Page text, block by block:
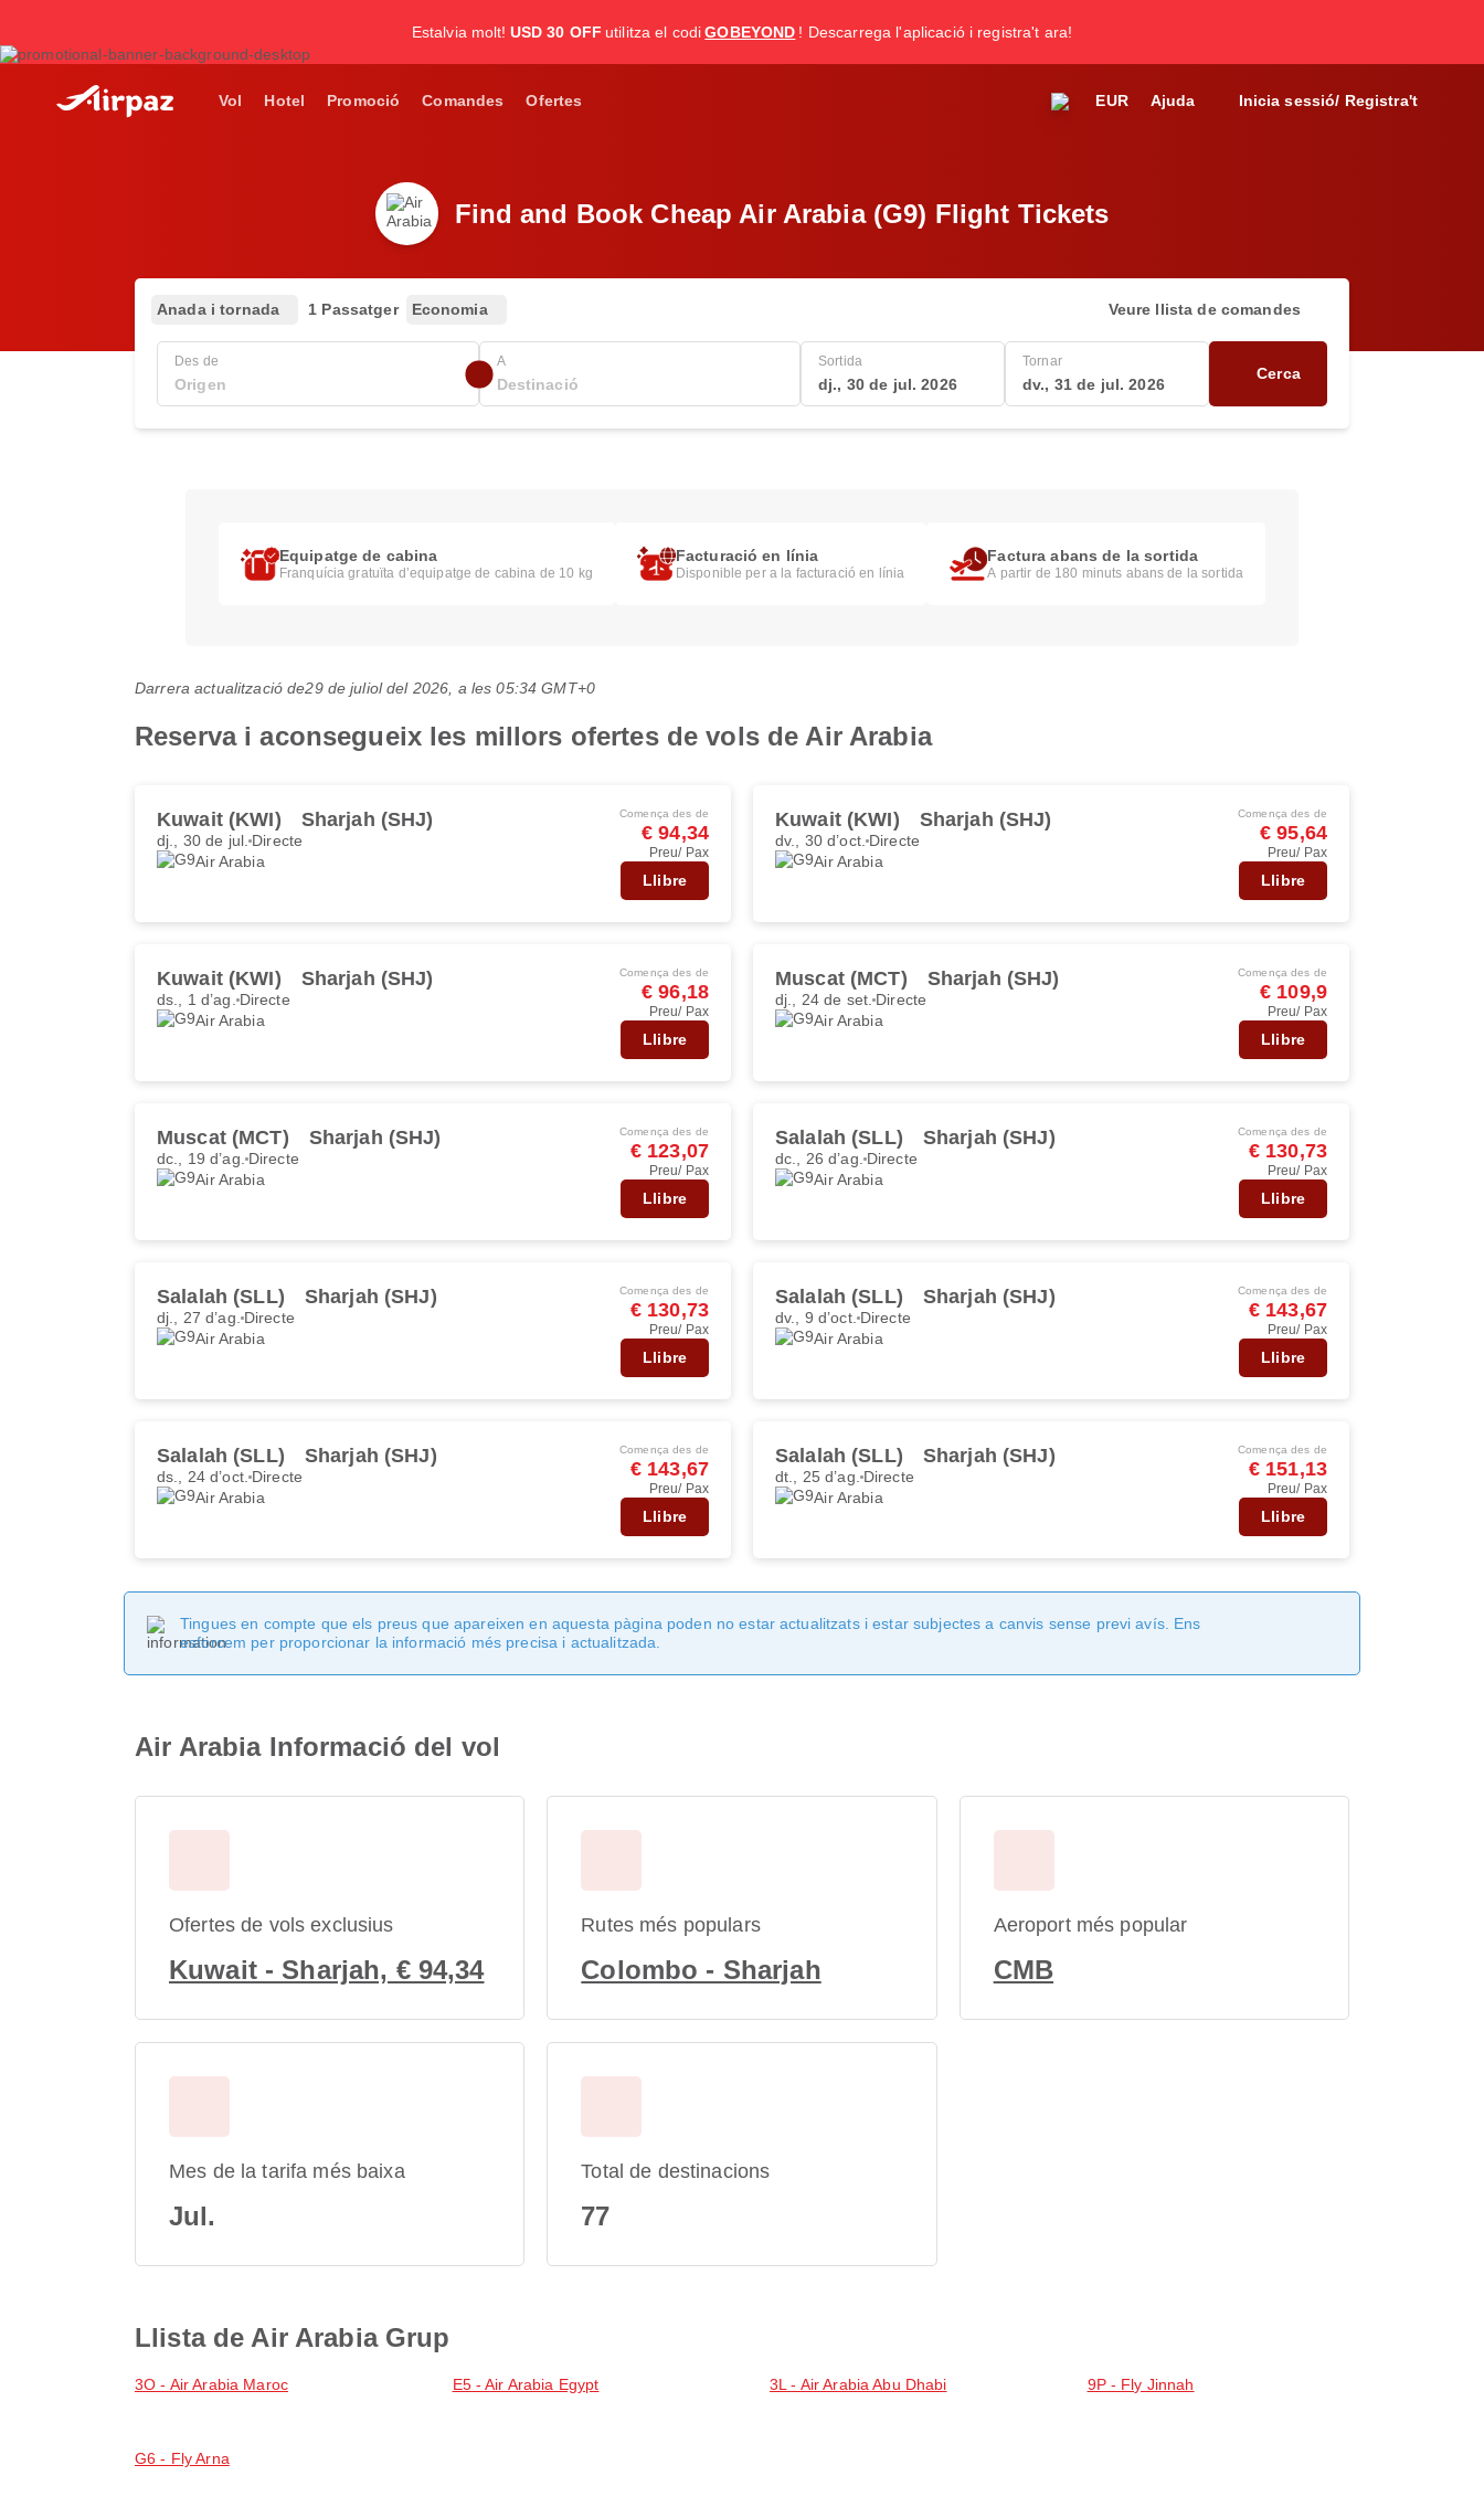
Estalvia molt! USD 30 OFF utilitza el codi GOBEYOND ! Descarrega l'aplicació i registra't ara!
Vol Hotel Promoció Comandes Ofertes EUR Ajuda Inicia sessió/ Registra't
Find and Book Cheap Air Arabia (G9) Flight Tickets
Anada i tornada 1 Passatger Economia Veure llista de comandes
Des de A Sortida
dj., 30 de jul. 2026
Tornar
dv., 31 de jul. 2026
Cerca
Equipatge de cabina
Franquícia gratuïta d’equipatge de cabina de 10 kg
Facturació en línia
Disponible per a la facturació en línia
Factura abans de la sortida
A partir de 180 minuts abans de la sortida
Darrera actualització de29 de juliol del 2026, a les 05:34 GMT+0
Reserva i aconsegueix les millors ofertes de vols de Air Arabia
Kuwait (KWI) Sharjah (SHJ)
dj., 30 de jul. Directe
Air Arabia
Comença des de
€ 94,34
Preu/ Pax
Llibre
Kuwait (KWI) Sharjah (SHJ)
dv., 30 d’oct. Directe
Air Arabia
Comença des de
€ 95,64
Preu/ Pax
Llibre
Kuwait (KWI) Sharjah (SHJ)
ds., 1 d’ag. Directe
Air Arabia
Comença des de
€ 96,18
Preu/ Pax
Llibre
Muscat (MCT) Sharjah (SHJ)
dj., 24 de set. Directe
Air Arabia
Comença des de
€ 109,9
Preu/ Pax
Llibre
Muscat (MCT) Sharjah (SHJ)
dc., 19 d’ag. Directe
Air Arabia
Comença des de
€ 123,07
Preu/ Pax
Llibre
Salalah (SLL) Sharjah (SHJ)
dc., 26 d’ag. Directe
Air Arabia
Comença des de
€ 130,73
Preu/ Pax
Llibre
Salalah (SLL) Sharjah (SHJ)
dj., 27 d’ag. Directe
Air Arabia
Comença des de
€ 130,73
Preu/ Pax
Llibre
Salalah (SLL) Sharjah (SHJ)
dv., 9 d’oct. Directe
Air Arabia
Comença des de
€ 143,67
Preu/ Pax
Llibre
Salalah (SLL) Sharjah (SHJ)
ds., 24 d’oct. Directe
Air Arabia
Comença des de
€ 143,67
Preu/ Pax
Llibre
Salalah (SLL) Sharjah (SHJ)
dt., 25 d’ag. Directe
Air Arabia
Comença des de
€ 151,13
Preu/ Pax
Llibre
Tingues en compte que els preus que apareixen en aquesta pàgina poden no estar actualitzats i estar subjectes a canvis sense previ avís. Ens
esforcem per proporcionar la informació més precisa i actualitzada.
Air Arabia Informació del vol
Ofertes de vols exclusius
Kuwait - Sharjah, € 94,34
Rutes més populars
Colombo - Sharjah
Aeroport més popular
CMB
Mes de la tarifa més baixa
Jul.
Total de destinacions
77
Llista de Air Arabia Grup
3O - Air Arabia Maroc E5 - Air Arabia Egypt 3L - Air Arabia Abu Dhabi 9P - Fly Jinnah
G6 - Fly Arna